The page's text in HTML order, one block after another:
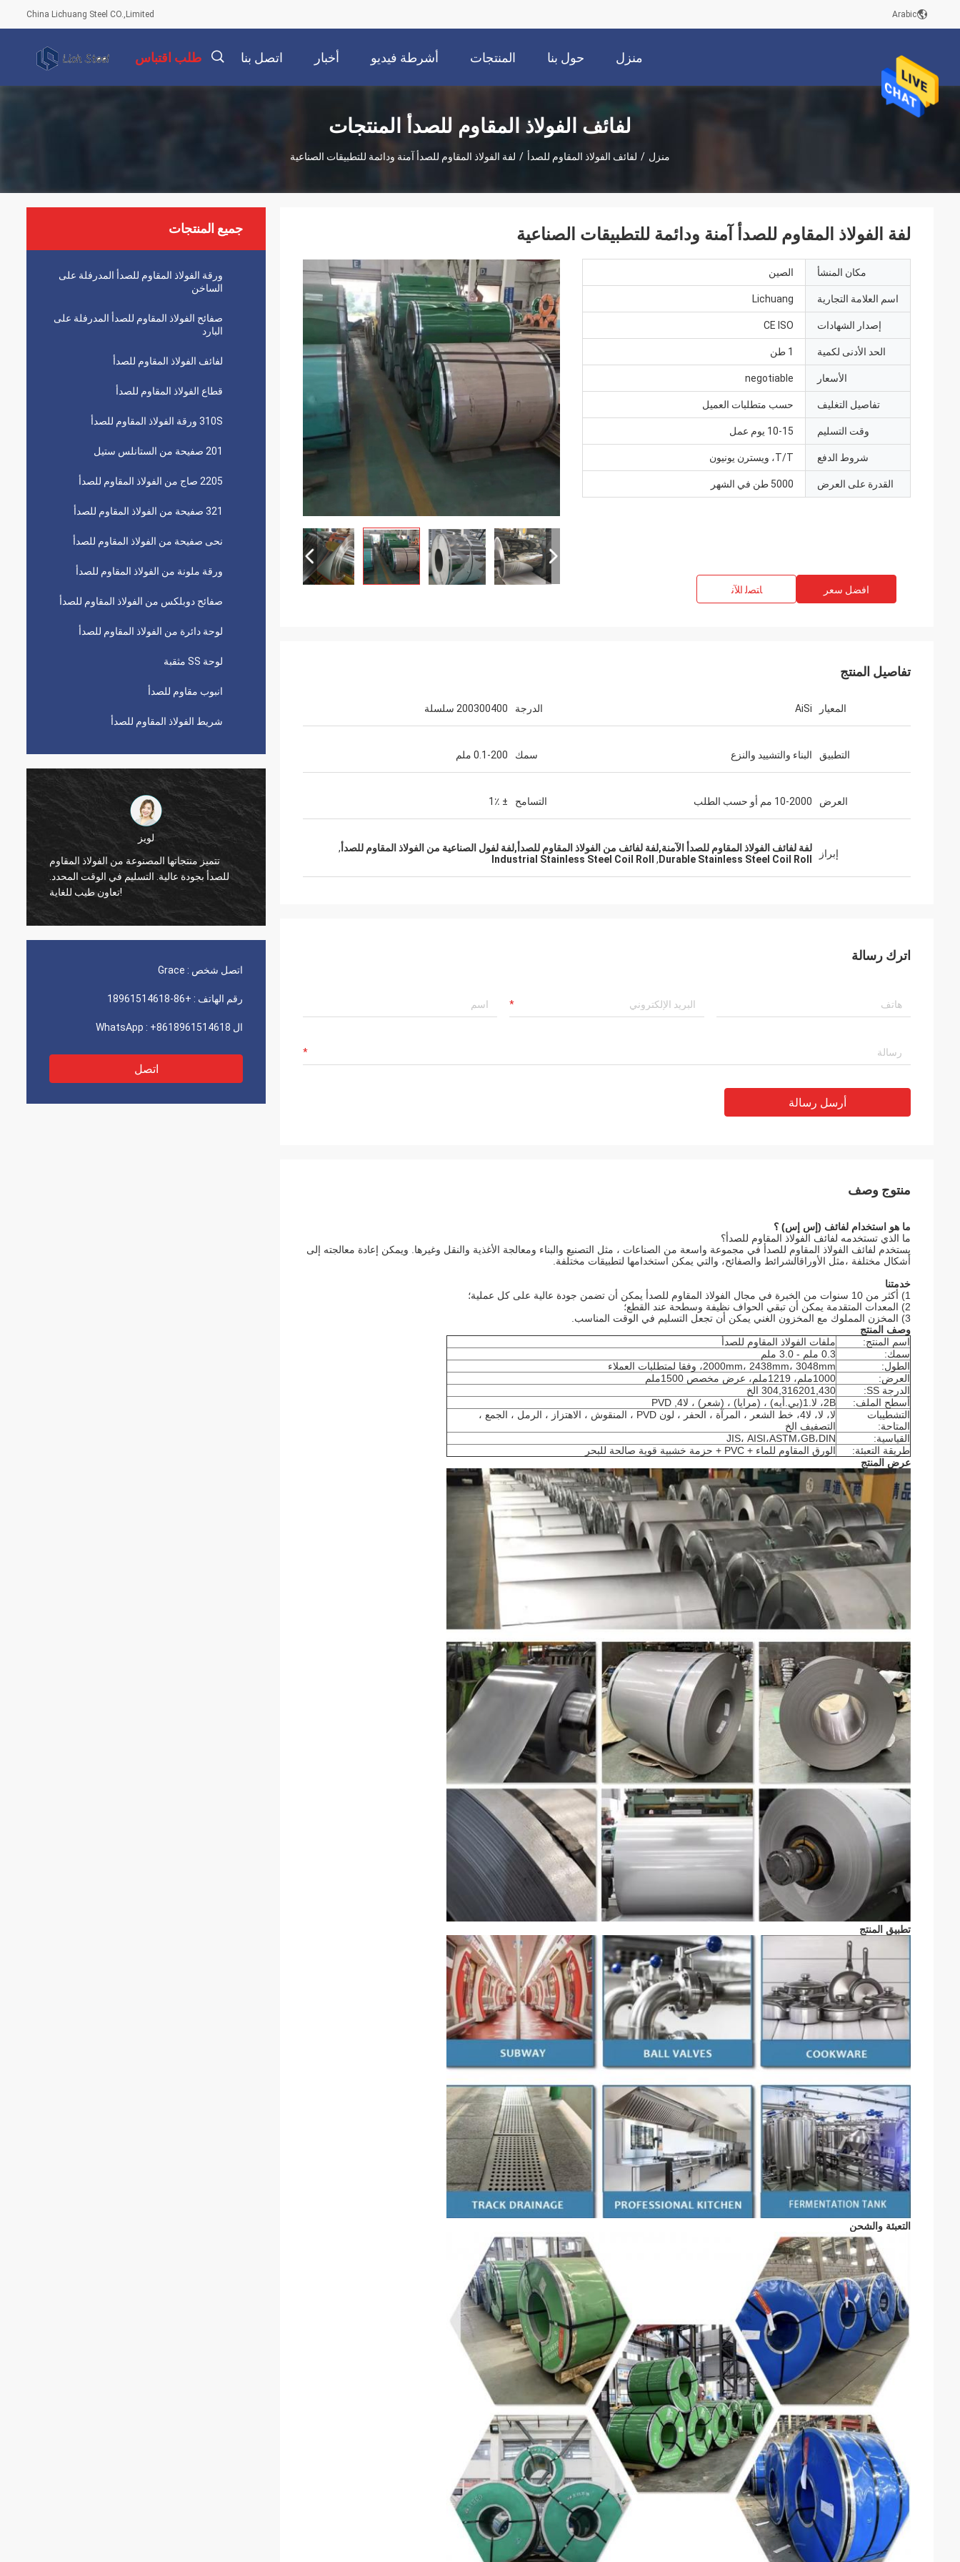
China Lichuang Steel CO.,Limited Arabic
منزل حول بنا المنتجات أشرطة فيديو أخبار اتصل بنا طلب اقتباس
لفائف الفولاذ المقاوم للصدأ المنتجات
منزل / لفائف الفولاذ المقاوم للصدأ / لفة الفولاذ المقاوم للصدأ آمنة ودائمة للتطبيقات الصناعية
جميع المنتجات
ورقة الفولاذ المقاوم للصدأ المدرفلة على
الساخن
صفائح الفولاذ المقاوم للصدأ المدرفلة على
البارد
لفائف الفولاذ المقاوم للصدأ
قطاع الفولاذ المقاوم للصدأ
310S ورقة الفولاذ المقاوم للصدأ
201 صفيحة من الستانلس ستيل
2205 صاج من الفولاذ المقاوم للصدأ
321 صفيحة من الفولاذ المقاوم للصدأ
نحى صفيحة من الفولاذ المقاوم للصدأ
ورقة ملونة من الفولاذ المقاوم للصدأ
صفائح دوبلكس من الفولاذ المقاوم للصدأ
لوحة دائرة من الفولاذ المقاوم للصدأ
لوحة SS مثقبة
انبوب مقاوم للصدأ
شريط الفولاذ المقاوم للصدأ
بول
جودة شركتك جيدة حقًا ، حتى الآن لم أجد معدل
عيب صفري. نأمل أن تحافظ على هذه الحالة
إريك
اتصل شخص : Grace
رقم الهاتف : +86-18961514618
ال WhatsApp : +8618961514618
اتصل
لفة الفولاذ المقاوم للصدأ آمنة ودائمة للتطبيقات الصناعية
مكان المنشأ الصين
اسم العلامة التجارية Lichuang
إصدار الشهادات CE ISO
الحد الأدنى لكمية 1 طن
الأسعار negotiable
تفاصيل التغليف حسب متطلبات العميل
وقت التسليم 10-15 يوم عمل
شروط الدفع T/T، ويسترن يونيون
القدرة على العرض 5000 طن في الشهر
افضل سعر ﺎﺘﺼﻟ ﺍﻶﻧ
تفاصيل المنتج
المعيار AiSi الدرجة 200300400 سلسلة
التطبيق البناء والتشييد والنزع سمك 0.1-200 ملم
العرض 10-2000 مم أو حسب الطلب التسامح ± 1٪
إبراز لفة لفائف الفولاذ المقاوم للصدأ الآمنة,لفة لفائف من الفولاذ المقاوم للصدأ,لفة لفول الصناعية من الفولاذ المقاوم للصدأ ,
Durable Stainless Steel Coil Roll
,
Industrial Stainless Steel Coil Roll
اترك رسالة
أرسل رسالة
منتوج وصف
ما هو استخدام لفائف (إس إس) ؟
ما الذي تستخدمه لفائف الفولاذ المقاوم للصدأ؟
يستخدم لفائف الفولاذ المقاوم للصدأ في مجموعة واسعة من الصناعات ، مثل التصنيع والبناء ومعالجة الأغذية والنقل وغيرها. ويمكن إعادة معالجته إلى
أشكال مختلفة ،مثل الأوراقالشرائط والصفائح، والتي يمكن استخدامها لتطبيقات مختلفة.
خدمتنا
1) أكثر من 10 سنوات من الخبرة في مجال الفولاذ المقاوم للصدأ يمكن أن تضمن جودة عالية على كل عملية؛
2) المعدات المتقدمة يمكن أن تبقي الحواف نظيفة وسطحة عند القطع؛
3) المخزن المملوك مع المخزون الغني يمكن أن تجعل التسليم في الوقت المناسب.
وصف المنتج
اسم المنتج:
ملفات الفولاذ المقاوم للصدأ
سمك:
0.3 ملم - 3.0 ملم
الطول:
2000mm، 2438mm، 3048mm، وفقا لمتطلبات العملاء
العرض:
1000ملم، 1219ملم، عرض مخصص 1500ملم
الدرجة SS:
304,316201,430 الخ
أسطح الملف:
2B، لا.1(بي.أيه) ، (مرايا) ، (شعر) ، لا4, PVD
التشطيبات
المتاحة:
لا، لا، لا4، خط الشعر ، المرآة ، الحفر ، لون PVD ، المنقوش ، الاهتزاز ، الرمل ، الجمع ،
التصفيف الخ
القياسية:
JIS، AISI،ASTM،GB،DIN
طريقة التعبئة:
الورق المقاوم للماء + PVC + حزمة خشبية قوية صالحة للبحر
عرض المنتج
تطبيق المنتج
التعبئة والشحن